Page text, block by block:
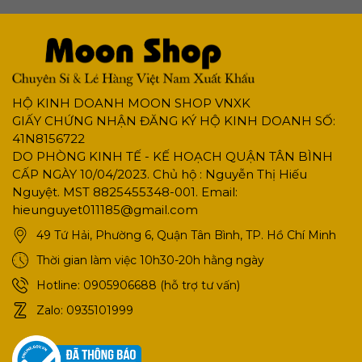
HỘ KINH DOANH MOON SHOP VNXK
GIẤY CHỨNG NHẬN ĐĂNG KÝ HỘ KINH DOANH SỐ:
41N8156722
DO PHÒNG KINH TẾ - KẾ HOẠCH QUẬN TÂN BÌNH
CẤP NGÀY 10/04/2023. Chủ hộ : Nguyễn Thị Hiếu
Nguyệt. MST 8825455348-001. Email:
hieunguyet011185@gmail.com
49 Tứ Hải, Phường 6, Quận Tân Bình, TP. Hồ Chí Minh
Thời gian làm việc 10h30-20h hằng ngày
Hotline: 0905906688 (hỗ trợ tư vấn)
Zalo: 0935101999